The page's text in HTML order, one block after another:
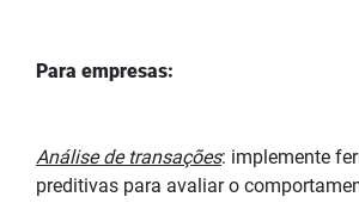
Para empresas:
Análise de transações: implemente
preditivas para avaliar o